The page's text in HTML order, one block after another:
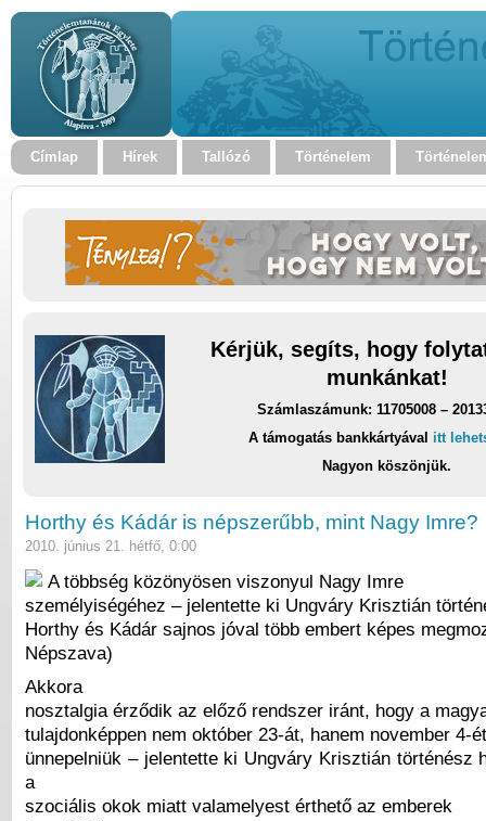
Címlap Hírek Tallózó Történelem
Kérjük, segíts, hogy
munkánkat!
Számlaszámunk: 11705008 –
A támogatás bankkártyával itt
Nagyon köszönjük.
Horthy és Kádár is népszerűbb, mint Nagy Imre?
2010. június 21. hétfő, 0:00
A többség közönyösen viszonyul Nagy Imre
személyiségéhez – jelentette ki Ungváry Krisztián
Horthy és Kádár sajnos jóval több embert képes
Népszava)
Akkora
nosztalgia érződik az előző rendszer iránt, hogy a
tulajdonképpen nem október 23-át, hanem november 4-
ünnepelniük – jelentette ki Ungváry Krisztián történész
a
szociális okok miatt valamelyest érthető az emberek